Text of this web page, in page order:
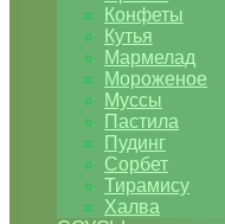
Конфеты
Кутья
Мармелад
Мороженое
Муссы
Пастила
Пудинг
Сорбет
Тирамису
Халва